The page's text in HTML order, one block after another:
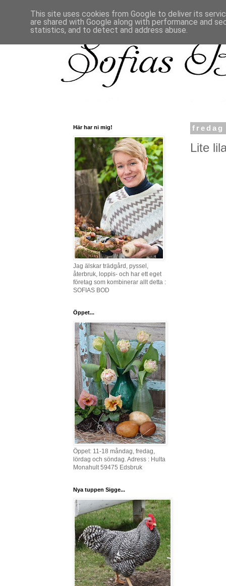
fredag
Lite
Här har ni mig!
Jag älskar trädgård, pyssel,
återbruk, loppis- och har ett eget
företag som kombinerar allt detta :
SOFIAS BOD
Öppet...
Öppet: 11-18 måndag, fredag,
lördag och söndag. Adress : Hulta
Monahult 59475 Edsbruk
Nya tuppen Sigge...
This site uses cookies from Google to deliver its
are shared with Google along with performance and
statistics, and to detect and address abuse.